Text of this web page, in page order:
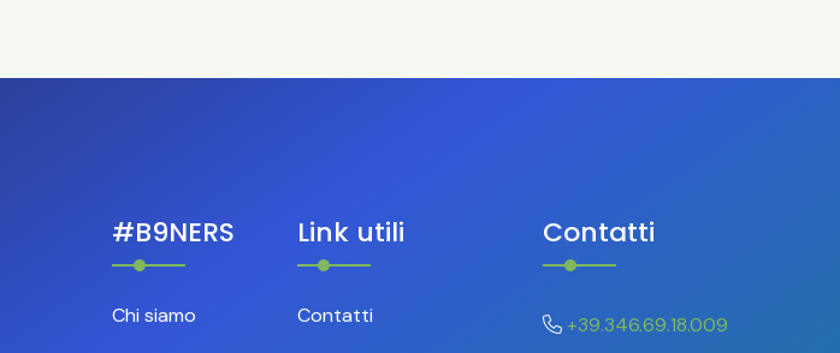
#B9NERS
Chi siamo
Link utili
Contatti
Contatti
+39.346.69.18.009